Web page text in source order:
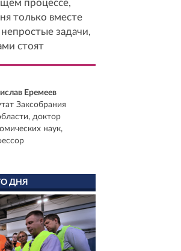
процессе,
только вместе
задачи,
стоят
Еремеев
Заксобрания
доктор
наук,
ДНЯ